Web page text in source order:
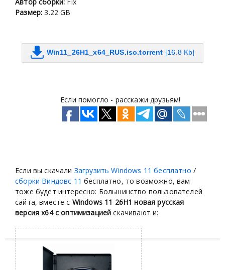
Размер: 3.22 GB
Win11_26H1_x64_RUS.iso.torrent [16.8 Kb]
Если помогло - расскажи друзьям!
Если вы скачали Загрузить Windows 11 бесплатно /
сборки Виндовс 11 бесплатно, то возможно, вам
тоже будет интересно: Большинство пользователей
сайта, вместе с Windows 11 26H1 новая русская
версия x64 с оптимизацией скачивают и: